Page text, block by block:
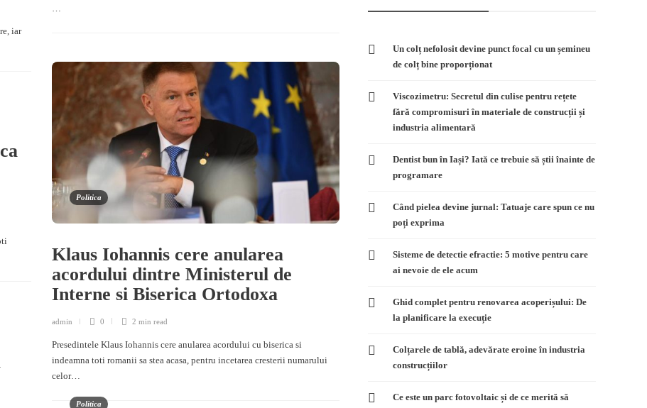
iar
…
Politica
Klaus Iohannis cere anularea
acordului dintre Ministerul de
Interne si Biserica Ortodoxa
admin 0 2 min read
Presedintele Klaus Iohannis cere anularea acordului cu biserica si
indeamna toti romanii sa stea acasa, pentru incetarea cresterii numarului
celor…
Politica
Un colț nefolosit devine punct focal cu un șemineu
de colț bine proporționat
Viscozimetru: Secretul din culise pentru rețete
fără compromisuri în materiale de construcții și
industria alimentară
Dentist bun în Iași? Iată ce trebuie să știi înainte de
programare
Când pielea devine jurnal: Tatuaje care spun ce nu
poți exprima
Sisteme de detectie efractie: 5 motive pentru care
ai nevoie de ele acum
Ghid complet pentru renovarea acoperișului: De
la planificare la execuție
Colțarele de tablă, adevărate eroine în industria
construcțiilor
Ce este un parc fotovoltaic și de ce merită să